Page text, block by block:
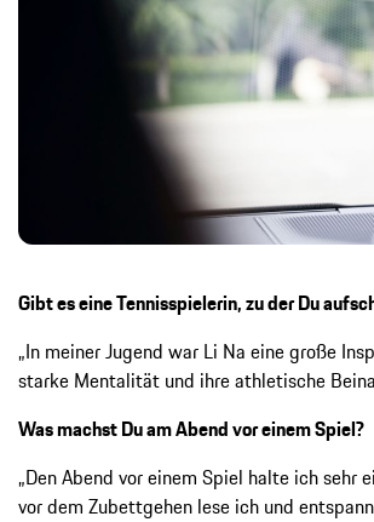
Gibt es eine Tennisspielerin, zu der Du
„In meiner Jugend war Li Na eine große
starke Mentalität und ihre athletische
Was machst Du am Abend vor einem Spiel?
„Den Abend vor einem Spiel halte ich sehr
vor dem Zubettgehen lese ich und